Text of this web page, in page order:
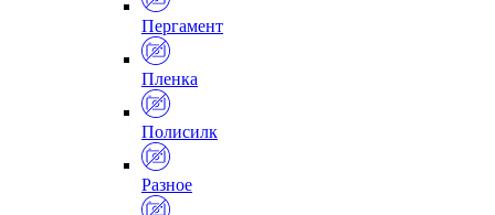
Пергамент
Пленка
Полисилк
Разное